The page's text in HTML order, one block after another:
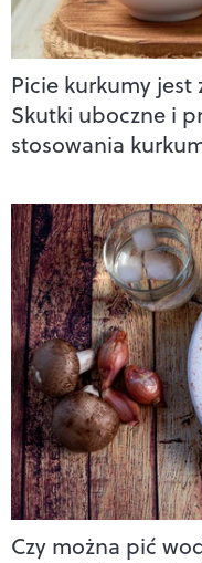
Picie kurkumy
Skutki uboczne i
stosowania
Czy można pić